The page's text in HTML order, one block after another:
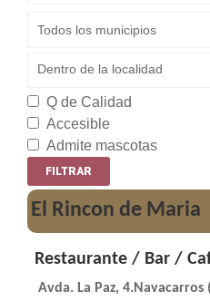
Q de Calidad
Accesible
Admite mascotas
El Rincon de Maria
Restaurante / Bar /
Avda. La Paz, 4.Navacarros